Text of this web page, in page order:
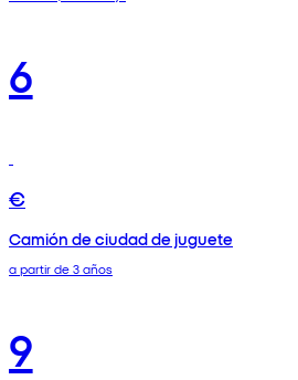
6
€
Camión de ciudad de juguete
a partir de 3 años
9